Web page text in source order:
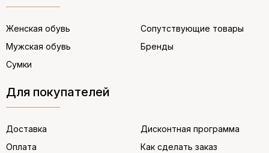
Женская обувь
Мужская обувь
Сумки
Сопутствующие товары
Бренды
Для покупателей
Доставка
Оплата
Дисконтная программа
Как сделать заказ